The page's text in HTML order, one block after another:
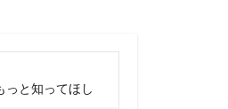
っと知ってほし